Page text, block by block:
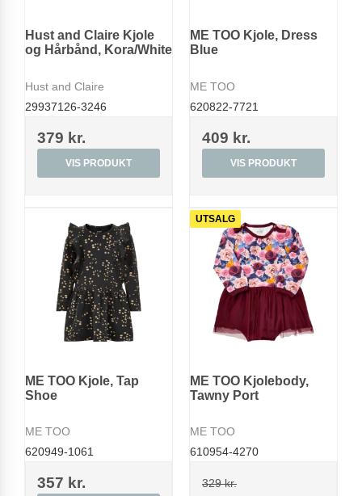
Hust and Claire Kjole
og Hårbånd, Kora/White
Hust and Claire
29937126-3246
379 kr.
VIS PRODUKT
ME TOO Kjole, Dress
Blue
ME TOO
620822-7721
409 kr.
VIS PRODUKT
ME TOO Kjole, Tap
Shoe
ME TOO
620949-1061
357 kr.
UTSALG
ME TOO Kjolebody,
Tawny Port
ME TOO
610954-4270
329 kr.